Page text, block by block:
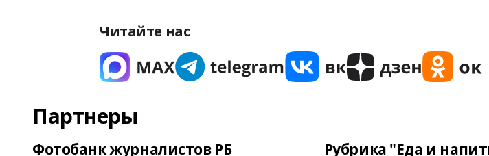
Читайте нас
Партнеры
Фотобанк журналистов РБ Рубрика "Еда и